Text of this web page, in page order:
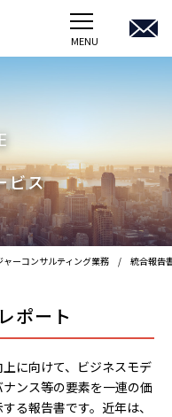
MENU
ビス
ャーコンサルティング業務 統合報告
ポート
に向けて、ビジネスモデ
ンス等の要素を一連の価
る報告書です。近年は、